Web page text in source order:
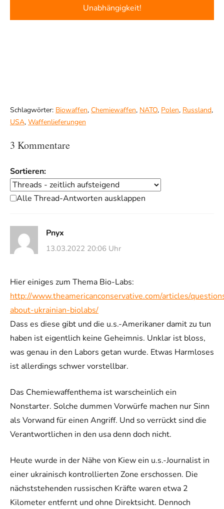
Unabhängigkeit!
Schlagwörter: Biowaffen, Chemiewaffen, NATO, Polen, Russland,
USA, Waffenlieferungen
3 Kommentare
Sortieren:
Alle Thread-Antworten ausklappen
Pnyx
13.03.2022 20:06 Uhr
Hier einiges zum Thema Bio-Labs:
http://www.theamericanconservative.com/articles/
about-ukrainian-biolabs/
Dass es diese gibt und die u.s.-Amerikaner damit zu tun
haben ist eigentlich keine Geheimnis. Unklar ist bloss,
was genau in den Labors getan wurde. Etwas Harmloses
ist allerdings schwer vorstellbar.
Das Chemiewaffenthema ist warscheinlich ein
Nonstarter. Solche dummen Vorwürfe machen nur Sinn
als Vorwand für einen Angriff. Und so verrückt sind die
Verantwortlichen in den usa denn doch nicht.
Heute wurde in der Nähe von Kiew ein u.s.-Journalist in
einer ukrainisch kontrollierten Zone erschossen. Die
nächststehenden russischen Kräfte waren etwa 2
Kilometer entfernt und ohne Direktsicht. Dennoch